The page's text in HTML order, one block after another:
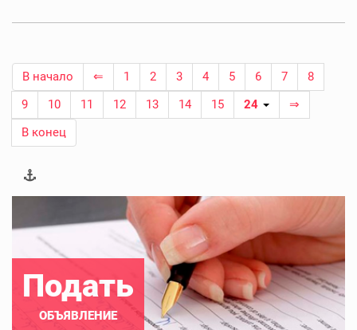
В начало ⇐ 1 2 3 4 5 6 7
8
9
10 11 12 13 14 15 24
⇒
В конец
Подать
ОБЪЯВЛЕНИЕ